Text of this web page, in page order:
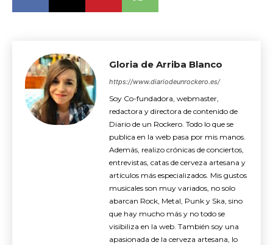
Gloria de Arriba Blanco
https://www.diariodeunrockero.es/
Soy Co-fundadora, webmaster,
redactora y directora de contenido de
Diario de un Rockero. Todo lo que se
publica en la web pasa por mis manos.
Además, realizo crónicas de conciertos,
entrevistas, catas de cerveza artesana y
artículos más especializados. Mis gustos
musicales son muy variados, no solo
abarcan Rock, Metal, Punk y Ska, sino
que hay mucho más y no todo se
visibiliza en la web. También soy una
apasionada de la cerveza artesana, lo